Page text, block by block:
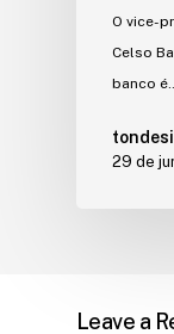
O vice-
Celso
banco é…
29 de
Leave a